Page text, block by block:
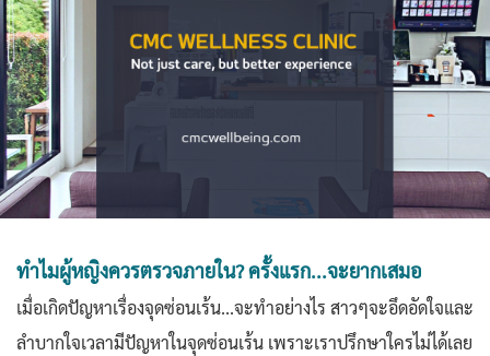
ทำไมผู้หญิงควรตรวจภายใน?ครั้งแรก...จะยากเสมอ
เมื่อเกิดปัญหาเรื่องจุดซ่อนเร้น...จะทำอย่างไร สาวๆจะอึดอัดใจและ
ลำบากใจเวลามีปัญหาในจุดซ่อนเร้น เพราะเราปรึกษาใครไม่ได้เลย